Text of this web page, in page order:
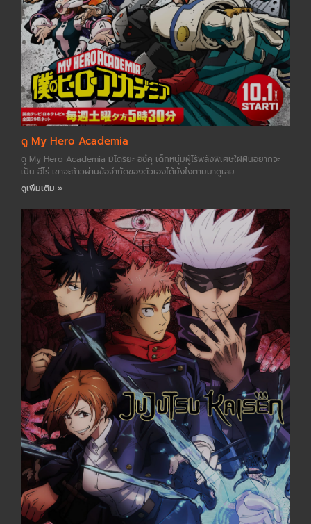
ดู My Hero Academia
ดู My Hero Academia มิโดริยะ อิซึคุ เด็กหนุ่มผู้ไร้พลังพิเศษใฝ่ฝันอยากจะ
เป็น ฮีโร่ เขาจะก้าวผ่านข้อจำกัดของตัวเองได้ยังไงตามมาดูเลย
ดูเพิ่มเติม »